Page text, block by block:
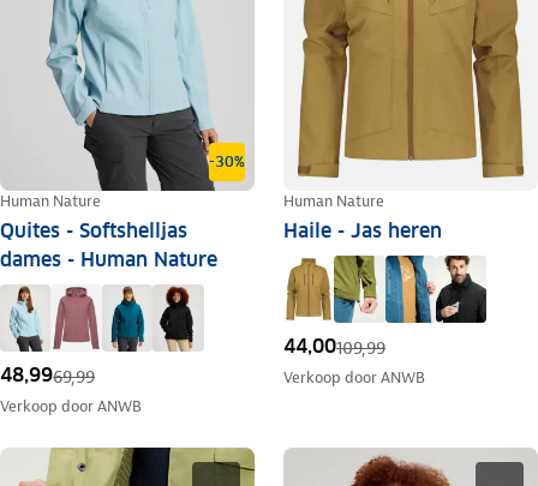
-30%
Human Nature
Quites - Softshelljas
dames - Human Nature
48,9969,99
Verkoop doorANWB
Human Nature
Haile - Jas heren
44,00109,99
Verkoop doorANWB